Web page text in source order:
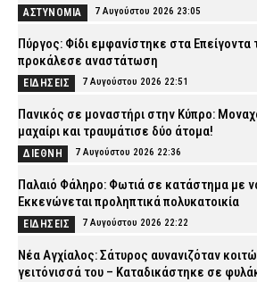
ΑΣΤΥΝΟΜΙΑ 7 Αυγούστου 2026 23:05
Πύργος: Φίδι εμφανίστηκε στα Επείγοντα
προκάλεσε αναστάτωση
ΕΙΔΗΣΕΙΣ 7 Αυγούστου 2026 22:51
Πανικός σε μοναστήρι στην Κύπρο:
μαχαίρι και τραυμάτισε δύο άτομα!
ΔΙΕΘΝΗ 7 Αυγούστου 2026 22:36
Παλαιό Φάληρο: Φωτιά σε κατάστημα με
Εκκενώνεται προληπτικά πολυκατοικία
ΕΙΔΗΣΕΙΣ 7 Αυγούστου 2026 22:22
Νέα Αγχίαλος: Σάτυρος αυνανιζόταν
γειτόνισσά του – Καταδικάστηκε σε